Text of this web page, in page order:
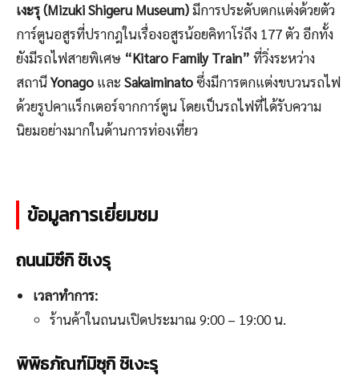
เงะรุ (Mizuki Shigeru Museum)มีการประดับตกแต่งด้วยตัว
การ์ตูนอสูรที่ปรากฎในเรื่องอสูรน้อยคิทาโร่ถึง 177 ตัว อีกทั้ง
ยังมีรถไฟสายพิเศษ “Kitaro Family Train” ที่วิ่งระหว่าง
สถานีYonago และ Sakaiminatoซึ่งมีการตกแต่งขบวนรถไฟ
ด้วยรูปคาแร็กเตอร์จากการ์ตูน โดยเป็นรถไฟที่ได้รับความ
นิยมอย่างมากในด้านการท่องเที่ยว
ข้อมูลการเยี่ยมชม
ถนนมิซึกิ ชิเงรุ
เวลาทำการ:
ร้านค้าในถนนเปิดประมาณ 9:00 – 19:00 น.
พิพิธภัณฑ์มิซุกิ ชิเงะรุ